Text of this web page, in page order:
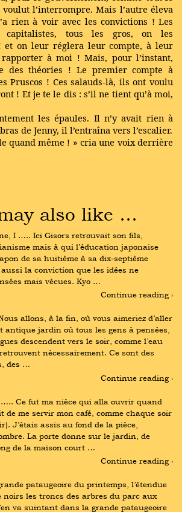
voulut l’interrompre. Mais l’autre éleva
rien à voir avec les convictions ! Les
capitalistes, tous les gros, on les
et on leur réglera leur compte, à leur
à moi ! Mais, pour l’instant,
des théories ! Le premier compte à
Pruscos ! Ces salauds-là, ils ont voulu
! Et je te le dis : s’il ne tient qu’à moi,
les épaules. Il n’y avait rien à
de Jenny, il l’entraîna vers l’escalier.
quand même ! » cria une voix derrière
also like …
I ….. Ici Gisors retrouvait son fils,
mais à qui l’éducation japonaise
de sa huitième à sa dix-septième
la conviction que les idées ne
mais vécues. Kyo …
Continue reading ›
allons, à la fin, où vous aimeriez d’aller
antique jardin où tous les gens à pensées,
descendent vers le soir, comme l’eau
nécessairement. Ce sont des
des …
Continue reading ›
….. Ce fut ma nièce qui alla ouvrir quand
de me servir mon café, comme chaque soir
J’étais assis au fond de la pièce,
La porte donne sur le jardin, de
de la maison court …
Continue reading ›
pataugeoire du printemps, l’étendue
les troncs des arbres du parc aux
va suintant dans la grande pataugeoire